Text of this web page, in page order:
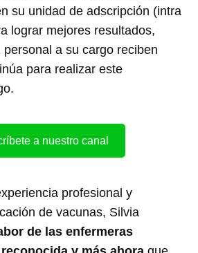
su unidad de adscripción (intra
lograr mejores resultados,
a su cargo reciben
para realizar este
a nuestro canal
profesional y
de vacunas, Silvia
de las enfermeras